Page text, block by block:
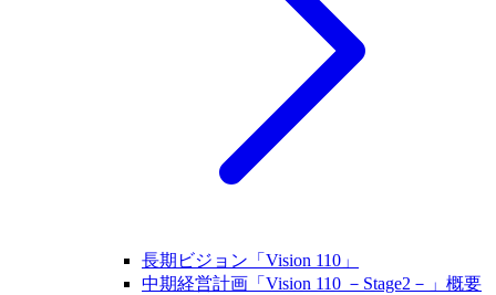
長期ビジョン「Vision 110」
中期経営計画「Vision 110 －Stage2－」概要